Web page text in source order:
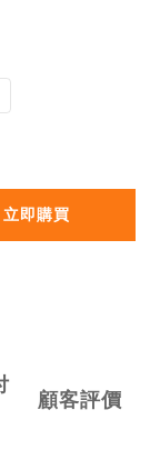
立即購買
顧客評價